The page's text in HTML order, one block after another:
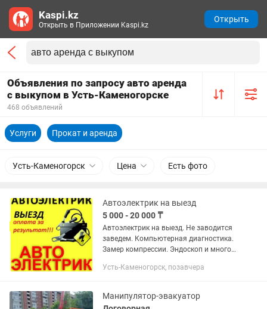
Объявления по запросу авто аренда
с выкупом в Усть-Каменогорске
468 объявлений
Услуги Прокат и аренда
Усть-Каменогорск Цена Есть фото
Автоэлектрик на выезд
5 000 - 20 000 ₸
Автоэлектрик на выезд. Не заводится
заведем. Компьютерная диагностика.
Замер компрессии. Эндоскоп и многое
Работа.Загород договорная. Онлайн
Усть-Каменогорск, позавчера
Манипулятор-эвакуатор
Kaspi.kz
Открыть в Приложении Kaspi.kz
Открыть